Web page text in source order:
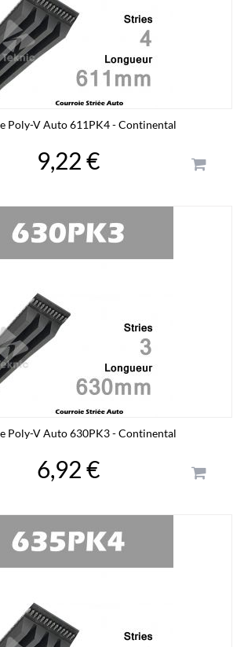
Poly-V Auto 611PK4 - Continental
9,22 €
Poly-V Auto 630PK3 - Continental
6,92 €